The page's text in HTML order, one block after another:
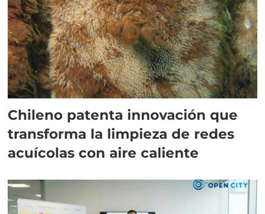
Chileno patenta innovación que
transforma la limpieza de redes
acuícolas con aire caliente